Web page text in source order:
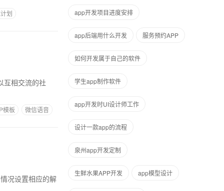
划
互相交流的社
模板 微信语音
app开发项目进度安排
app后端用什么开发 服务预约APP
如何开发属于自己的软件
学生app制作软件
app开发时UI设计师工作
设计一款app的流程
泉州app开发定制
生鲜水果APP开发 app模型设计